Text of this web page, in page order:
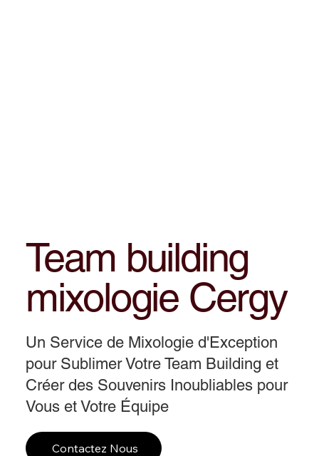
Team building
mixologie Cergy
Un Service de Mixologie d'Exception
pour Sublimer Votre Team Building et
Créer des Souvenirs Inoubliables pour
Vous et Votre Équipe
Contactez Nous